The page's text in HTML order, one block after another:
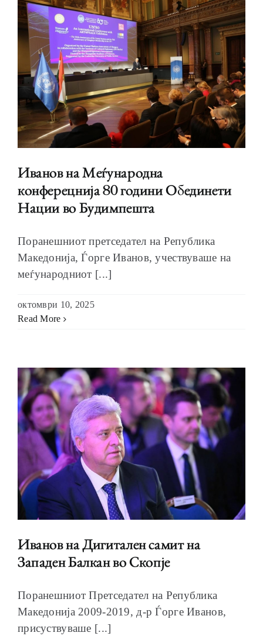
Иванов на Меѓународна
конферецнија 80 години Обединети
Нации во Будимпешта
Поранешниот претседател на Република
Македонија, Ѓорге Иванов, учествуваше на
меѓународниот [...]
октомври 10, 2025
Read More
Иванов на Дигитален самит на
Западен Балкан во Скопје
Поранешниот Претседател на Република
Македонија 2009-2019, д-р Ѓорге Иванов,
присуствуваше [...]